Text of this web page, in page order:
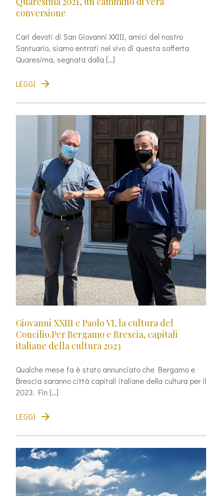
conversione
Cari devoti di San Giovanni XXIII, amici del nostro
Santuario, siamo entrati nel vivo di questa sofferta
Quaresima, segnata dalla […]
LEGGI
Giovanni XXIII e Paolo VI, la cultura del
Concilio.Per Bergamo e Brescia, capitali
italiane della cultura 2023
Qualche mese fa è stato annunciato che Bergamo e
Brescia saranno città capitali italiane della cultura per il
2023. Fin […]
LEGGI